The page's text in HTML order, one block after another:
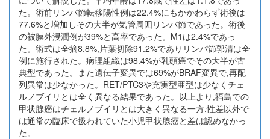
た。術前リンパ節転移陽性例は22.4%にもかかわらず術後は
77.6%と増加しその大半が気管周囲リンパ節であった。術後
の被膜外浸潤例が39%と高率であった。M1は2.4%であっ
た。術式は全摘8.8%,片葉切除91.2%でありリンパ節郭清は全
例に施行された。病理組織は98.4%が乳頭癌でその大半が古
典型であった。また遺伝子変異では69%がBRAF変異で,再配
列異常は少なかった。RET/PTC3や充実型亜型は少なくチェ
ルノブイリとは全く異なる結果であった。以上より,福島での
甲状腺癌はチェルノブイリとは大きく異なる一方,性差以外で
は通常の臨床で扱われていた小児甲状腺癌と差は認めなかっ
た。